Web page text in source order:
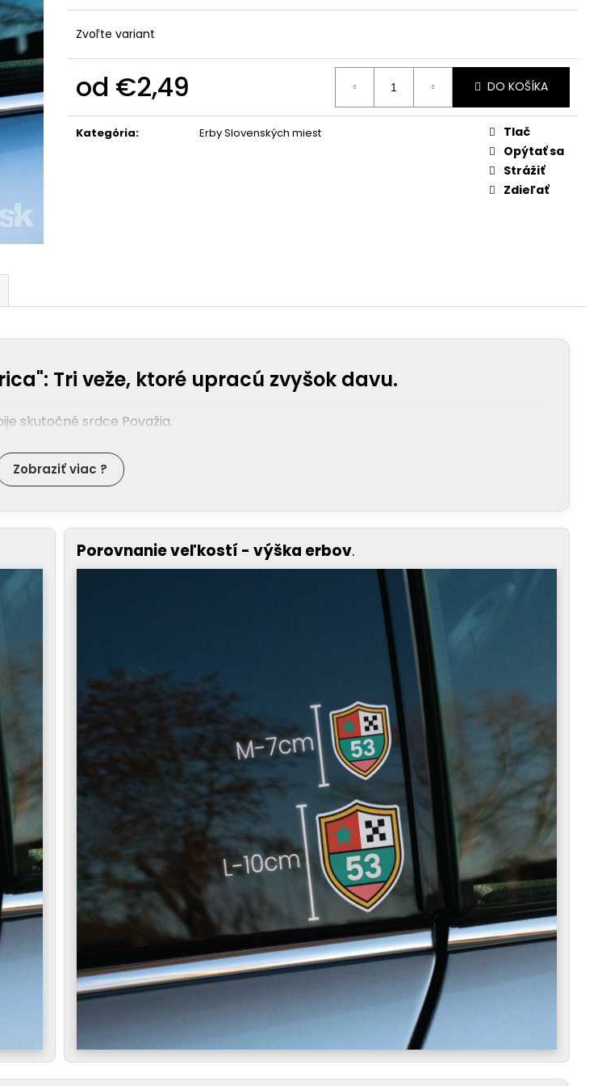
Zvoľte variant
od €2,49
cena:
DO KOŠÍKA
Kategória: Erby Slovenských miest
Tlač
Opýtať sa
Strážiť
Zdieľať
Tri veže, ktoré upracú zvyšok davu.
skutočné srdce Považia.
Zobraziť viac ?
Porovnanie veľkostí - výška erbov.